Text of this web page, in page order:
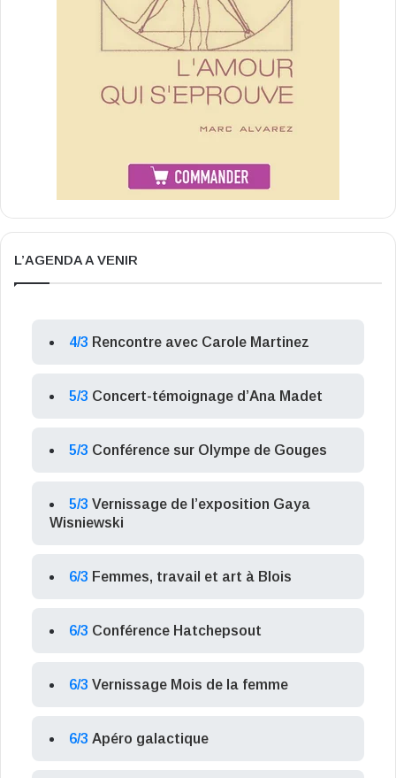
L’AGENDA A VENIR
4/3 Rencontre avec Carole Martinez
5/3 Concert-témoignage d’Ana Madet
5/3 Conférence sur Olympe de Gouges
5/3 Vernissage de l’exposition Gaya
Wisniewski
6/3 Femmes, travail et art à Blois
6/3 Conférence Hatchepsout
6/3 Vernissage Mois de la femme
6/3 Apéro galactique